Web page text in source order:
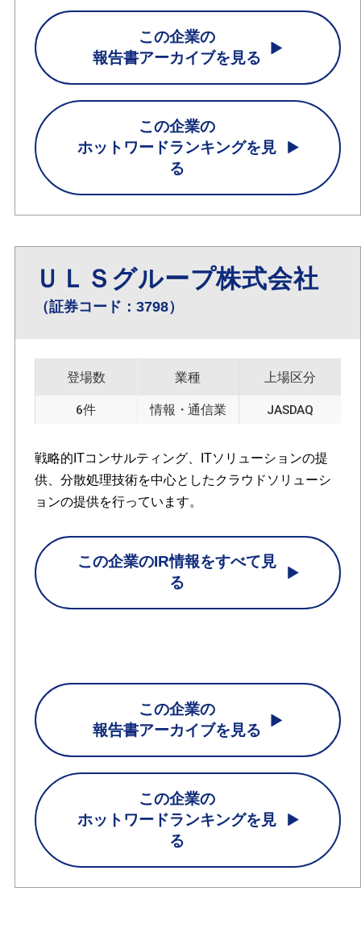
この企業の
報告書アーカイブを見る
この企業の
ホットワードランキングを見
る
ＵＬＳグループ株式会社
（証券コード：3798）
登場数
6件
業種
情報・通信業
上場区分
JASDAQ
戦略的ITコンサルティング、ITソリューションの提
供、分散処理技術を中心としたクラウドソリューシ
ョンの提供を行っています。
この企業のIR情報をすべて見
る
この企業の
報告書アーカイブを見る
この企業の
ホットワードランキングを見
る